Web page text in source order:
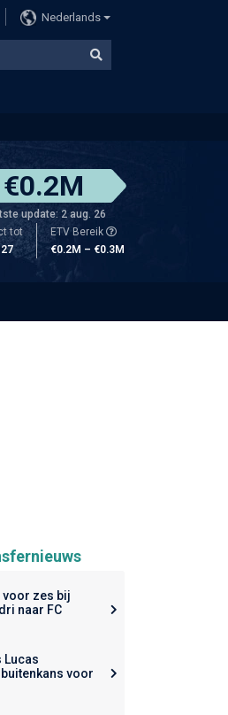
Nederlands
€0.2M
update: 2 aug. 26
tot
ETV Bereik
€0.2M – €0.3M
voor zes bij
naar FC
Lucas
voor